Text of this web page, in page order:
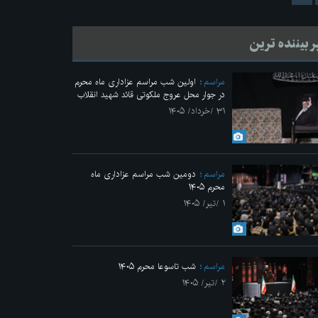
بیننده ترین
مراسم
اولین شب مراسم عزاداری ماه محرم
در جوار محل عروج ملکوتی قائد شهید انقلاب
۳۱ /خرداد/ ۱۴۰۵
مراسم
دومین شب مراسم عزاداری ماه
محرم ۱۴۰۵
۱ /تیر/ ۱۴۰۵
مراسم
شب تاسوعا محرم ۱۴۰۵
۲ /تیر/ ۱۴۰۵